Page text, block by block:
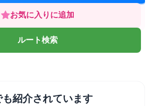
お気に入りに追加
ルート検索
も紹介されています